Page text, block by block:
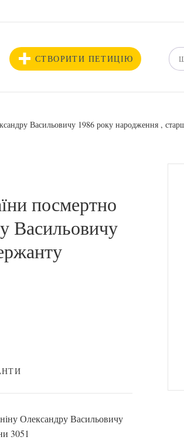
СТВОРИТИ ПЕТИЦІЮ
Васильовичу 1986 року народження ,
посмертно
Васильовичу
Олександру Васильовичу
3051